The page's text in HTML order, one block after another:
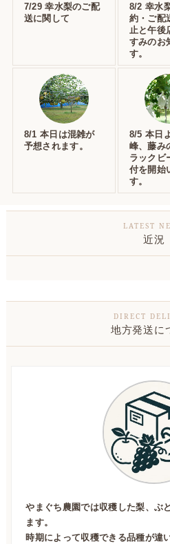
7/29 幸水梨のご配
送に関して
8/2 幸水
約・ご配
止と午後
すみのお
す。
8/1 本日は混雑が
予想されます。
8/5 本日
峰、藤み
ラックビ
付を開始
す。
近況
地方発送に
やまぐち農園では収穫した梨、ぶ
ます。
時期によって収穫できる品種が違